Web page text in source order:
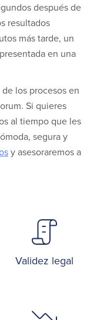
después de
resultados
más tarde, un
en una
los procesos en
Si quieres
al tiempo que les
segura y
y asesoraremos a
Validez legal